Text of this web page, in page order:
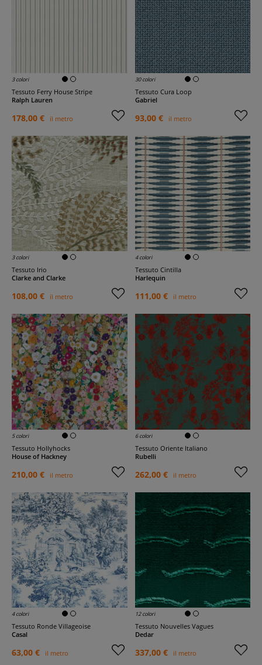
3 colori
Tessuto Ferry House Stripe
Ralph Lauren
178,00 € il metro
30 colori
Tessuto Cura Loop
Gabriel
93,00 € il metro
3 colori
Tessuto Irio
Clarke and Clarke
108,00 € il metro
4 colori
Tessuto Cintilla
Harlequin
111,00 € il metro
5 colori
Tessuto Hollyhocks
House of Hackney
210,00 € il metro
6 colori
Tessuto Oriente Italiano
Rubelli
262,00 € il metro
4 colori
Tessuto Ronde Villageoise
Casal
63,00 € il metro
12 colori
Tessuto Nouvelles Vagues
Dedar
337,00 € il metro